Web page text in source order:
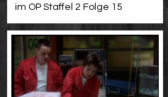
im OP Staffel 2 Folge 15